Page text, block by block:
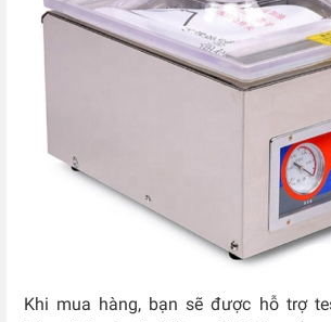
Khi mua hàng, bạn sẽ được hỗ trợ